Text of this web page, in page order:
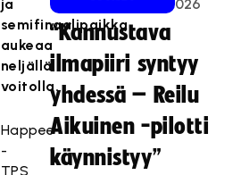
ja
semifinaalipaikka
aukeaa
neljällä
voitolla.
Happee
-
TPS
026
“Kannustava
ilmapiiri syntyy
yhdessä – Reilu
Aikuinen -pilotti
käynnistyy”